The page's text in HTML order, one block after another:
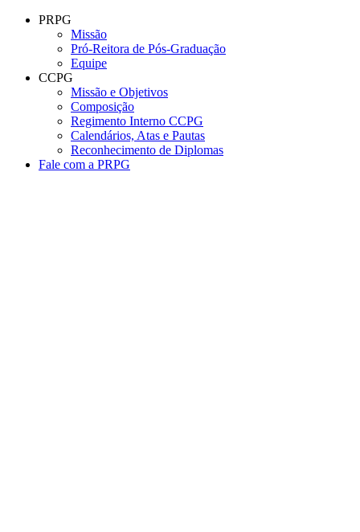
Conteúdo principal
PRPG
Missão
Pró-Reitora de Pós-Graduação
Equipe
CCPG
Missão e Objetivos
Composição
Regimento Interno CCPG
Calendários, Atas e Pautas
Reconhecimento de Diplomas
Fale com a PRPG